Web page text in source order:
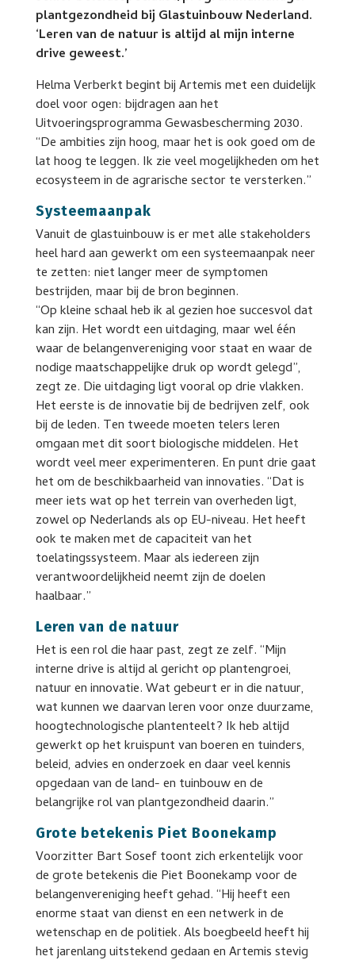
plantgezondheid bij Glastuinbouw Nederland.
‘Leren van de natuur is altijd al mijn interne
drive geweest.’
Helma Verberkt begint bij Artemis met een duidelijk
doel voor ogen: bijdragen aan het
Uitvoeringsprogramma Gewasbescherming 2030.
“De ambities zijn hoog, maar het is ook goed om de
lat hoog te leggen. Ik zie veel mogelijkheden om het
ecosysteem in de agrarische sector te versterken.”
Systeemaanpak
Vanuit de glastuinbouw is er met alle stakeholders
heel hard aan gewerkt om een systeemaanpak neer
te zetten: niet langer meer de symptomen
bestrijden, maar bij de bron beginnen.
“Op kleine schaal heb ik al gezien hoe succesvol dat
kan zijn. Het wordt een uitdaging, maar wel één
waar de belangenvereniging voor staat en waar de
nodige maatschappelijke druk op wordt gelegd”,
zegt ze. Die uitdaging ligt vooral op drie vlakken.
Het eerste is de innovatie bij de bedrijven zelf, ook
bij de leden. Ten tweede moeten telers leren
omgaan met dit soort biologische middelen. Het
wordt veel meer experimenteren. En punt drie gaat
het om de beschikbaarheid van innovaties. “Dat is
meer iets wat op het terrein van overheden ligt,
zowel op Nederlands als op EU-niveau. Het heeft
ook te maken met de capaciteit van het
toelatingssysteem. Maar als iedereen zijn
verantwoordelijkheid neemt zijn de doelen
haalbaar.”
Leren van de natuur
Het is een rol die haar past, zegt ze zelf. “Mijn
interne drive is altijd al gericht op plantengroei,
natuur en innovatie. Wat gebeurt er in die natuur,
wat kunnen we daarvan leren voor onze duurzame,
hoogtechnologische plantenteelt? Ik heb altijd
gewerkt op het kruispunt van boeren en tuinders,
beleid, advies en onderzoek en daar veel kennis
opgedaan van de land- en tuinbouw en de
belangrijke rol van plantgezondheid daarin.”
Grote betekenis Piet Boonekamp
Voorzitter Bart Sosef toont zich erkentelijk voor
de grote betekenis die Piet Boonekamp voor de
belangenvereniging heeft gehad. “Hij heeft een
enorme staat van dienst en een netwerk in de
wetenschap en de politiek. Als boegbeeld heeft hij
het jarenlang uitstekend gedaan en Artemis stevig